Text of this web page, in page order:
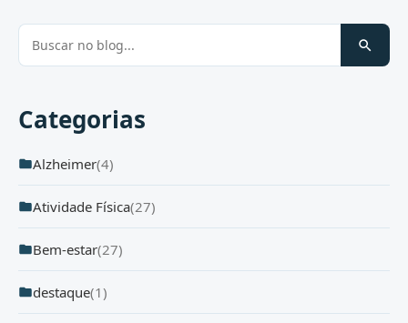
Categorias
Alzheimer(4)
Atividade Física(27)
Bem-estar(27)
destaque(1)